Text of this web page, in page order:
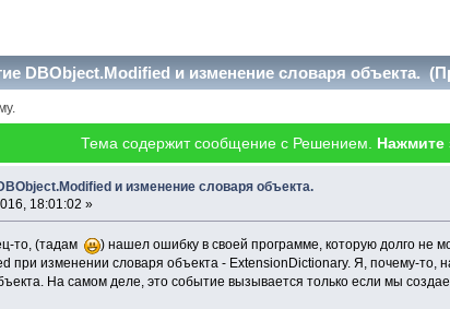
DBObject.Modified и изменение словаря объекта.
Тема содержит сообщение с Решением. Нажмите
и изменение словаря объекта.
18:01:02 »
то, (тадам
) нашел ошибку в своей программе, которую долго не
при изменении словаря объекта - ExtensionDictionary. Я, почему-то,
На самом деле, это событие вызывается только если мы